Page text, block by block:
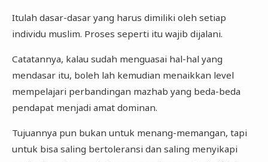
Itulah dasar-dasar yang harus dimiliki oleh setiap
individu muslim. Proses seperti itu wajib dijalani.
Catatannya, kalau sudah menguasai hal-hal yang
mendasar itu, boleh lah kemudian menaikkan level
mempelajari perbandingan mazhab yang beda-beda
pendapat menjadi amat dominan.
Tujuannya pun bukan untuk menang-memangan, tapi
untuk bisa saling bertoleransi dan saling menyikapi